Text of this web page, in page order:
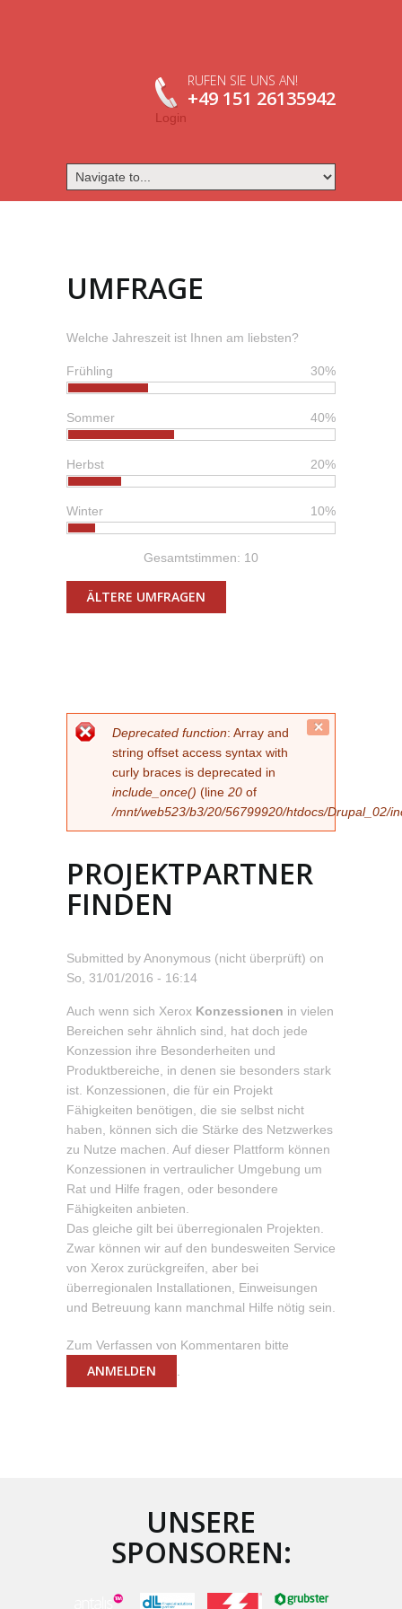
RUFEN SIE UNS AN!
+49 151 26135942
Login
UMFRAGE
Welche Jahreszeit ist Ihnen am liebsten?
30%
Frühling
40%
Sommer
20%
Herbst
10%
Winter
Gesamtstimmen: 10
ÄLTERE UMFRAGEN
FEHLERMELDUNG
Deprecated function: Array and
string offset access syntax with
curly braces is deprecated in
include_once() (line 20 of
/mnt/web523/b3/20/56799920/htdocs/Drupal_02/
PROJEKTPARTNER
FINDEN
Submitted byAnonymous (nicht überprüft) on
So, 31/01/2016 - 16:14
Auch wenn sich Xerox Konzessionen in vielen
Bereichen sehr ähnlich sind, hat doch jede
Konzession ihre Besonderheiten und
Produktbereiche, in denen sie besonders stark
ist. Konzessionen, die für ein Projekt
Fähigkeiten benötigen, die sie selbst nicht
haben, können sich die Stärke des Netzwerkes
zu Nutze machen. Auf dieser Plattform können
Konzessionen in vertraulicher Umgebung um
Rat und Hilfe fragen, oder besondere
Fähigkeiten anbieten.
Das gleiche gilt bei überregionalen Projekten.
Zwar können wir auf den bundesweiten Service
von Xerox zurückgreifen, aber bei
überregionalen Installationen, Einweisungen
und Betreuung kann manchmal Hilfe nötig sein.
Zum Verfassen von Kommentaren bitte
ANMELDEN
UNSERE
SPONSOREN: